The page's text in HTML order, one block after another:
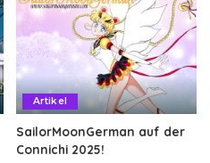
Artikel
SailorMoonGerman auf der
Connichi 2025!